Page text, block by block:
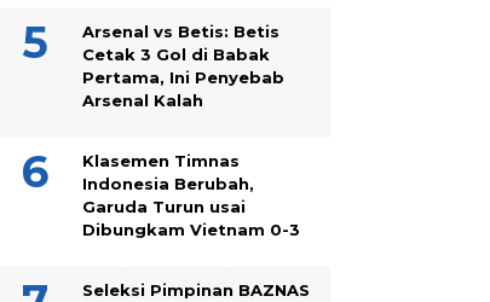
Arsenal vs Betis: Betis
Cetak 3 Gol di Babak
Pertama, Ini Penyebab
Arsenal Kalah
Klasemen Timnas
Indonesia Berubah,
Garuda Turun usai
Dibungkam Vietnam 0-3
Seleksi Pimpinan BAZNAS